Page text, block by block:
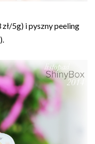
5g) i pyszny peeling